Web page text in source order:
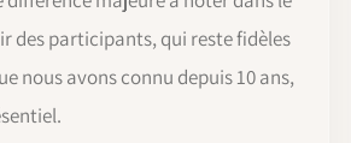
des participants, qui reste fidèles
nous avons connu depuis 10 ans,